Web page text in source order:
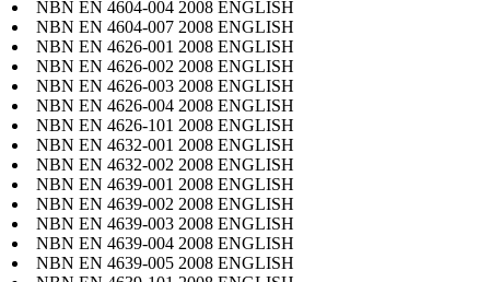
NBN EN 4604-004 2008 ENGLISH
NBN EN 4604-007 2008 ENGLISH
NBN EN 4626-001 2008 ENGLISH
NBN EN 4626-002 2008 ENGLISH
NBN EN 4626-003 2008 ENGLISH
NBN EN 4626-004 2008 ENGLISH
NBN EN 4626-101 2008 ENGLISH
NBN EN 4632-001 2008 ENGLISH
NBN EN 4632-002 2008 ENGLISH
NBN EN 4639-001 2008 ENGLISH
NBN EN 4639-002 2008 ENGLISH
NBN EN 4639-003 2008 ENGLISH
NBN EN 4639-004 2008 ENGLISH
NBN EN 4639-005 2008 ENGLISH